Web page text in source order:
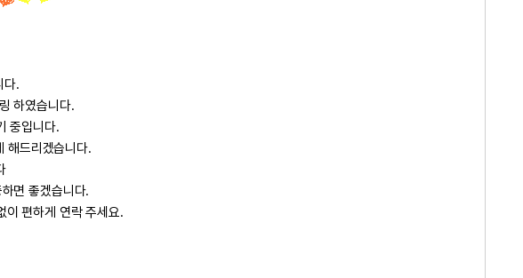
다.
하였습니다.
중입니다.
해드리겠습니다.
면 좋겠습니다.
이 편하게 연락 주세요.